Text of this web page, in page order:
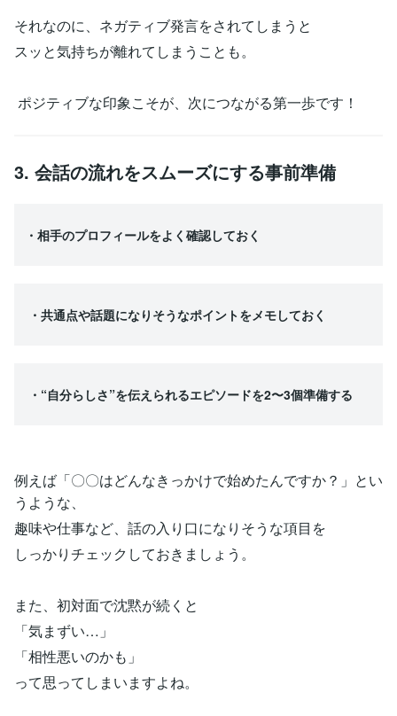
それなのに、ネガティブ発言をされてしまうと
スッと気持ちが離れてしまうことも。
ポジティブな印象こそが、次につながる第一歩です！
3. 会話の流れをスムーズにする事前準備
・相手のプロフィールをよく確認しておく
・共通点や話題になりそうなポイントをメモしておく
・“自分らしさ”を伝えられるエピソードを2〜3個準備する
例えば「〇〇はどんなきっかけで始めたんですか？」とい
うような、
趣味や仕事など、話の入り口になりそうな項目を
しっかりチェックしておきましょう。
また、初対面で沈黙が続くと
「気まずい…」
「相性悪いのかも」
って思ってしまいますよね。